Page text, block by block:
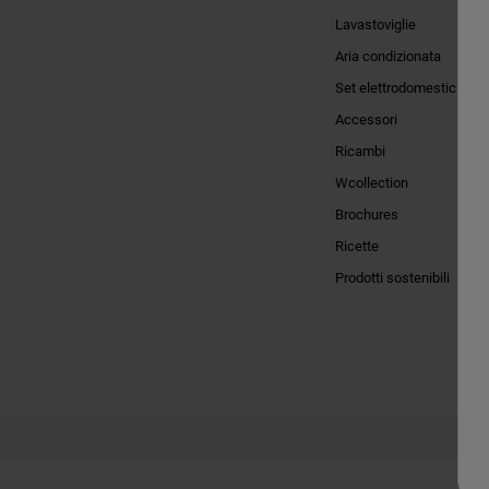
Lavastoviglie
Aria condizionata
Set elettrodomestici
Accessori
Ricambi
Wcollection
Brochures
Ricette
Prodotti sostenibili